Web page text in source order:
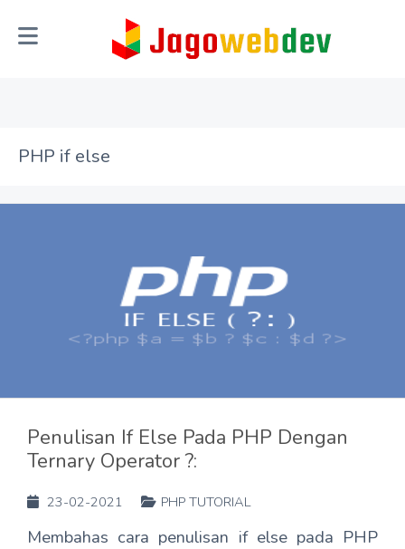
PHP if else
Penulisan If Else Pada PHP Dengan
Ternary Operator ?:
23-02-2021 PHP TUTORIAL
Membahas cara penulisan if else pada PHP